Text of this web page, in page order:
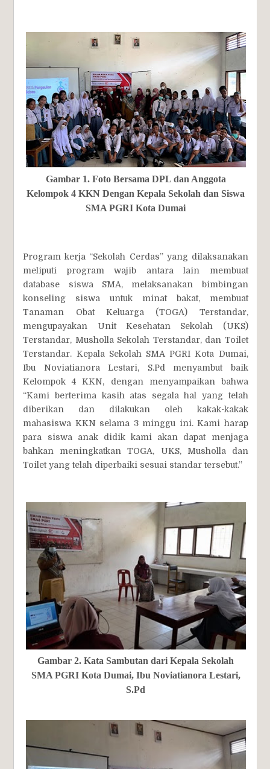
Gambar 1. Foto Bersama DPL dan Anggota
Kelompok 4 KKN Dengan Kepala Sekolah dan Siswa
SMA PGRI Kota Dumai
Program kerja “Sekolah Cerdas” yang dilaksanakan
meliputi program wajib antara lain membuat
database siswa SMA, melaksanakan bimbingan
konseling siswa untuk minat bakat, membuat
Tanaman Obat Keluarga (TOGA) Terstandar,
mengupayakan Unit Kesehatan Sekolah (UKS)
Terstandar, Musholla Sekolah Terstandar, dan Toilet
Terstandar. Kepala Sekolah SMA PGRI Kota Dumai,
Ibu Noviatianora Lestari, S.Pd menyambut baik
Kelompok 4 KKN, dengan menyampaikan bahwa
“Kami berterima kasih atas segala hal yang telah
diberikan dan dilakukan oleh kakak-kakak
mahasiswa KKN selama 3 minggu ini. Kami harap
para siswa anak didik kami akan dapat menjaga
bahkan meningkatkan TOGA, UKS, Musholla dan
Toilet yang telah diperbaiki sesuai standar tersebut.”
Gambar 2. Kata Sambutan dari Kepala Sekolah
SMA PGRI Kota Dumai, Ibu Noviatianora Lestari,
S.Pd